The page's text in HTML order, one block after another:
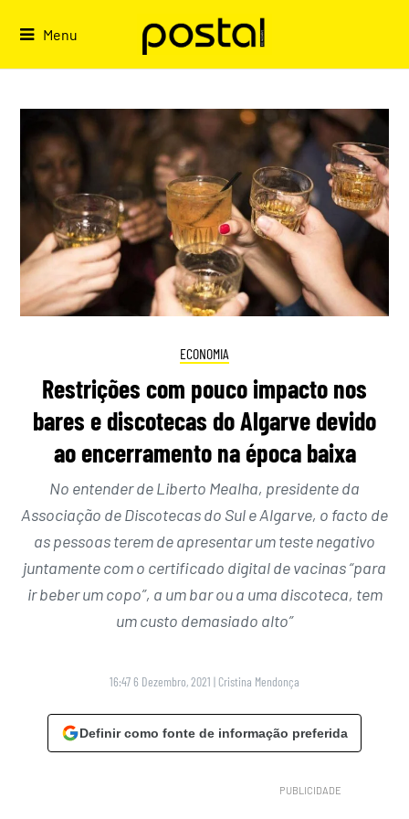
Menu
ECONOMIA
Restrições com pouco impacto nos
bares e discotecas do Algarve devido
ao encerramento na época baixa
No entender de Liberto Mealha, presidente da
Associação de Discotecas do Sul e Algarve, o facto de
as pessoas terem de apresentar um teste negativo
juntamente com o certificado digital de vacinas “para
ir beber um copo”, a um bar ou a uma discoteca, tem
um custo demasiado alto”
16:47 6 Dezembro, 2021 | Cristina Mendonça
Definir como fonte de informação preferida